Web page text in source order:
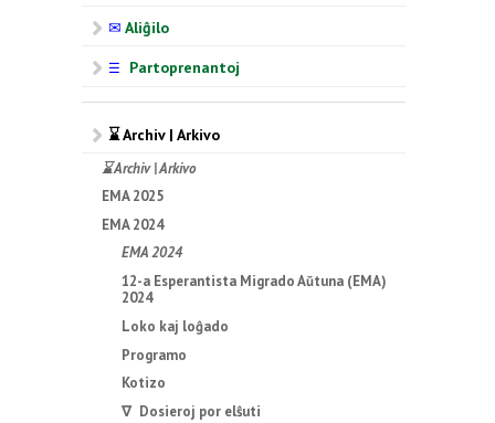
✉ Aliĝilo
☰ Partoprenantoj
⌛ Archiv | Arkivo
⌛ Archiv | Arkivo
EMA 2025
EMA 2024
EMA 2024
12-a Esperantista Migrado Aŭtuna (EMA)
2024
Loko kaj loĝado
Programo
Kotizo
∇ Dosieroj por elŝuti